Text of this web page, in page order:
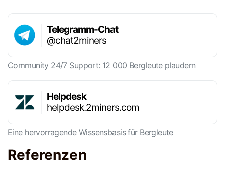
Telegramm-Chat
@chat2miners
Community 24/7 Support: 12 000 Bergleute plaudern
Helpdesk
helpdesk.2miners.com
Eine hervorragende Wissensbasis für Bergleute
Referenzen